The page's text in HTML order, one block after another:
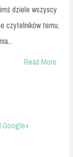
dziele wszyscy
czytelników temu,
Read More
Google+